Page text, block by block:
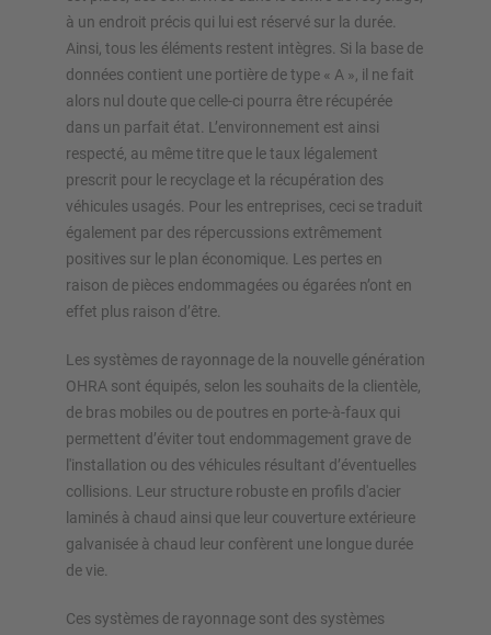
à un endroit précis qui lui est réservé sur la durée.
Ainsi, tous les éléments restent intègres. Si la base de
données contient une portière de type « A », il ne fait
alors nul doute que celle-ci pourra être récupérée
dans un parfait état. L’environnement est ainsi
respecté, au même titre que le taux légalement
prescrit pour le recyclage et la récupération des
véhicules usagés. Pour les entreprises, ceci se traduit
également par des répercussions extrêmement
positives sur le plan économique. Les pertes en
raison de pièces endommagées ou égarées n’ont en
effet plus raison d’être.
Les systèmes de rayonnage de la nouvelle génération
OHRA sont équipés, selon les souhaits de la clientèle,
de bras mobiles ou de poutres en porte-à-faux qui
permettent d’éviter tout endommagement grave de
l'installation ou des véhicules résultant d’éventuelles
collisions. Leur structure robuste en profils d'acier
laminés à chaud ainsi que leur couverture extérieure
galvanisée à chaud leur confèrent une longue durée
de vie.
Ces systèmes de rayonnage sont des systèmes